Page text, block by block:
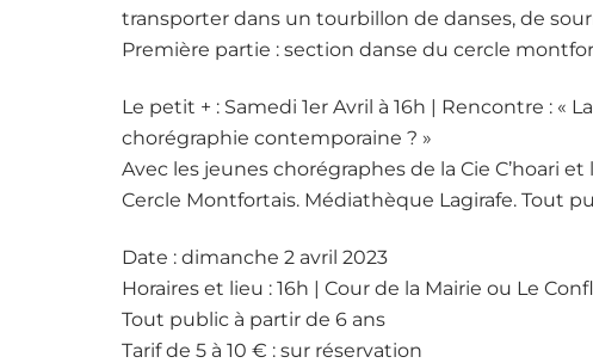
transporter dans un tourbillon de danses, de
Première partie : section danse du cercle
Le petit + : Samedi 1er Avril à 16h | Rencontre : «
chorégraphie contemporaine ? »
Avec les jeunes chorégraphes de la Cie C’hoari
Cercle Montfortais. Médiathèque Lagirafe. Tout
Date : dimanche 2 avril 2023
Horaires et lieu : 16h | Cour de la Mairie ou Le
Tout public à partir de 6 ans
Tarif de 5 à 10 € : sur réservation